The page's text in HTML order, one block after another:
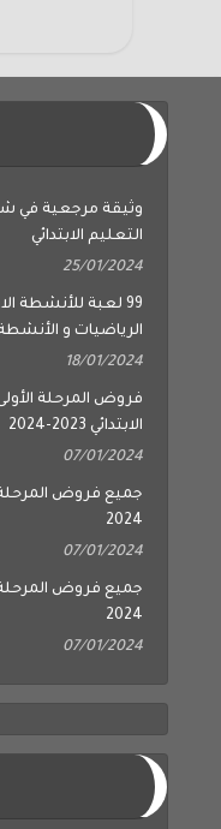
وثيقة مرجعية في
التعليم الابتدائي
25/01/2024
99 لعبة للأنشطة
الرياضيات و
18/01/2024
فروض المرحلة
الابتدائي 2023-2024
07/01/2024
2024
07/01/2024
2024
07/01/2024